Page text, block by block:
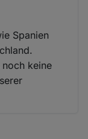
Spanien
keine